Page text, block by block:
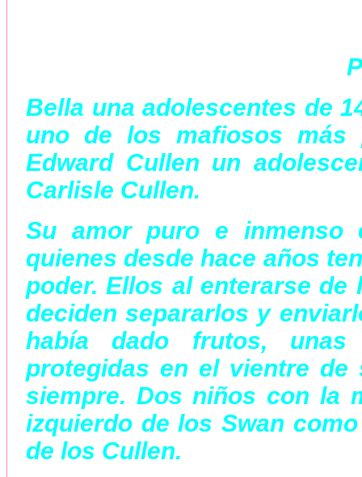
Bella una adolescentes de
uno de los mafiosos más
Edward Cullen un
Carlisle Cullen.
Su amor puro e inmenso
quienes desde hace años
poder. Ellos al enterarse
deciden separarlos y
había dado frutos, unas
protegidas en el vientre
siempre. Dos niños con la
izquierdo de los Swan
de los Cullen.